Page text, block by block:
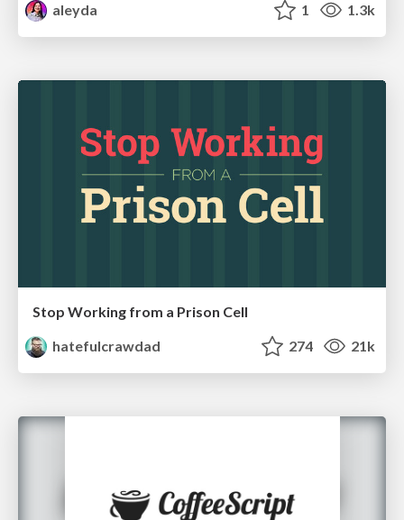
aleyda
1 1.3k
Stop Working from a Prison Cell
hatefulcrawdad
274 21k